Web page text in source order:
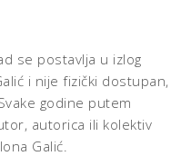
se postavlja u izlog
i nije fizički dostupan,
godine putem
autorica ili kolektiv
Galić.